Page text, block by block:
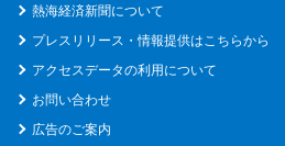
熱海経済新聞について
プレスリリース・情報提供はこちらから
アクセスデータの利用について
お問い合わせ
広告のご案内